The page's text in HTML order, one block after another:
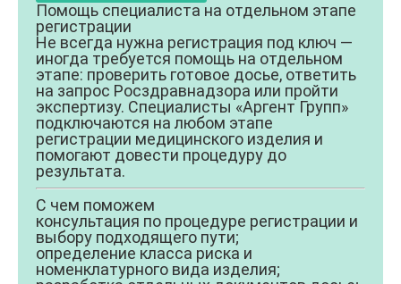
Помощь специалиста на отдельном этапе
регистрации
Не всегда нужна регистрация под ключ —
иногда требуется помощь на отдельном
этапе: проверить готовое досье, ответить
на запрос Росздравнадзора или пройти
экспертизу. Специалисты «Аргент Групп»
подключаются на любом этапе
регистрации медицинского изделия и
помогают довести процедуру до
результата.
С чем поможем
консультация по процедуре регистрации и
выбору подходящего пути;
определение класса риска и
номенклатурного вида изделия;